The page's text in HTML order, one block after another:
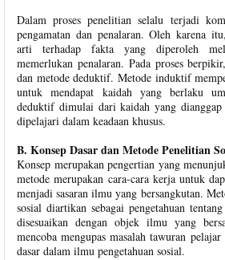
Dalam proses penelitian selalu terjadi
pengamatan dan penalaran. Oleh karena
arti terhadap fakta yang diperoleh
memerlukan penalaran. Pada proses
dan metode deduktif. Metode induktif
untuk mendapat kaidah yang berlaku
deduktif dimulai dari kaidah yang
dipelajari dalam keadaan khusus.
B. Konsep Dasar dan Metode Penelitian
Konsep merupakan pengertian yang
metode merupakan cara-cara kerja untuk
menjadi sasaran ilmu yang bersangkutan.
sosial diartikan sebagai pengetahuan
disesuaikan dengan objek ilmu yang
mencoba mengupas masalah tawuran
dasar dalam ilmu pengetahuan sosial.